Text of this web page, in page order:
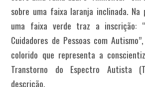
sobre uma faixa laranja inclinada.
uma faixa verde traz a inscrição:
Cuidadores de Pessoas com
colorido que representa a
Transtorno do Espectro Autista
descrição.